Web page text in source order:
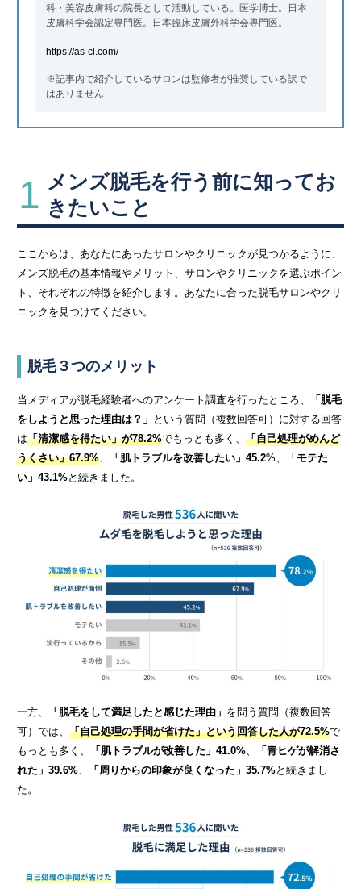
科・美容皮膚科の院長として活動している。医学博士。日本
皮膚科学会認定専門医。日本臨床皮膚外科学会専門医。
https://as-cl.com/
※記事内で紹介しているサロンは監修者が推奨している訳で
はありません
1 メンズ脱毛を行う前に知ってお
きたいこと
ここからは、あなたにあったサロンやクリニックが見つかるように、
メンズ脱毛の基本情報やメリット、サロンやクリニックを選ぶポイン
ト、それぞれの特徴を紹介します。あなたに合った脱毛サロンやクリ
ニックを見つけてください。
脱毛３つのメリット
当メディアが脱毛経験者へのアンケート調査を行ったところ、
「脱毛
をしようと思った理由は？」 という質問（複数回答可）に対する回答
は「清潔感を得たい」が78.2%でもっとも多く、 「自己処理がめんど
うくさい」67.9%、 「肌トラブルを改善したい」45.2%、
「モテた
い」43.1%と続きました。
一方、 「脱毛をして満足したと感じた理由」 を問う質問（複数回答
可）では、 「自己処理の手間が省けた」という回答した人が72.5%で
もっとも多く、
「肌トラブルが改善した」41.0%、
「青ヒゲが解消さ
れた」39.6%、 「周りからの印象が良くなった」35.7%と続きまし
た。